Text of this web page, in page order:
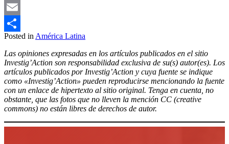
Mastodon
Email
Compartir
Posted in América Latina
Las opiniones expresadas en los artículos publicados en el sitio
Investig’Action son responsabilidad exclusiva de su(s) autor(es). Los
artículos publicados por Investig’Action y cuya fuente se indique
como «Investig’Action» pueden reproducirse mencionando la fuente
con un enlace de hipertexto al sitio original. Tenga en cuenta, no
obstante, que las fotos que no lleven la mención CC (creative
commons) no están libres de derechos de autor.